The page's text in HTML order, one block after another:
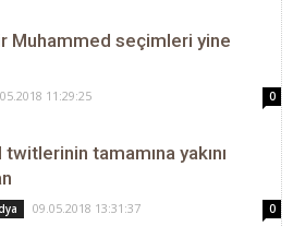
Muhammed seçimleri yine
11:29:25 0
tamamına yakını
09.05.2018 13:31:37 0